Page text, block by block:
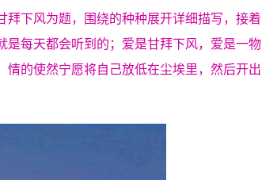
下风为题，围绕的种种展开详细描写，接着
每天都会听到的；爱是甘拜下风，爱是一物
情的使然宁愿将自己放低在尘埃里，然后开出